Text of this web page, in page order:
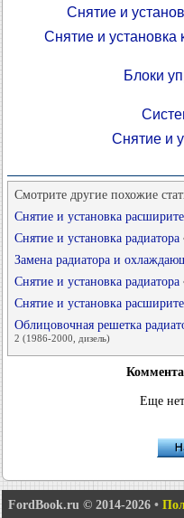
Снятие и
Снятие и установка
Блоки
Снятие и
Смотрите другие похожие
Снятие и установка
Снятие и установка радиатора
Замена радиатора и
Снятие и установка радиатора
Снятие и установка
Облицовочная решетка
2 (1986-2000, дизель)
Еще
FordBook.ru © 2014-2026 •